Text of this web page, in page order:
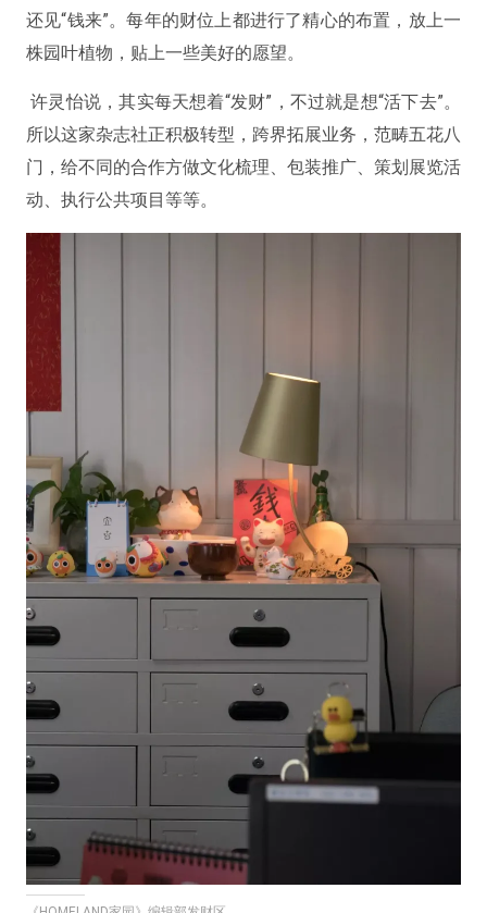
还见“钱来”。每年的财位上都进行了精心的布置，放上一
株园叶植物，贴上一些美好的愿望。
许灵怡说，其实每天想着“发财”，不过就是想“活下去”。
所以这家杂志社正积极转型，跨界拓展业务，范畴五花八
门，给不同的合作方做文化梳理、包装推广、策划展览活
动、执行公共项目等等。